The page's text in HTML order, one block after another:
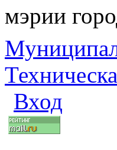
мэрии
Вход